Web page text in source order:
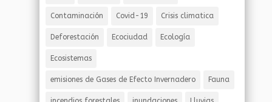
Contaminación Covid-19 Crisis climatica
Deforestación Ecociudad Ecología
Ecosistemas
emisiones de Gases de Efecto Invernadero Fauna